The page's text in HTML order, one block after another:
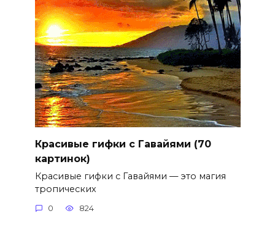
Красивые гифки с Гавайями (70
картинок)
Красивые гифки с Гавайями — это магия
тропических
0 824